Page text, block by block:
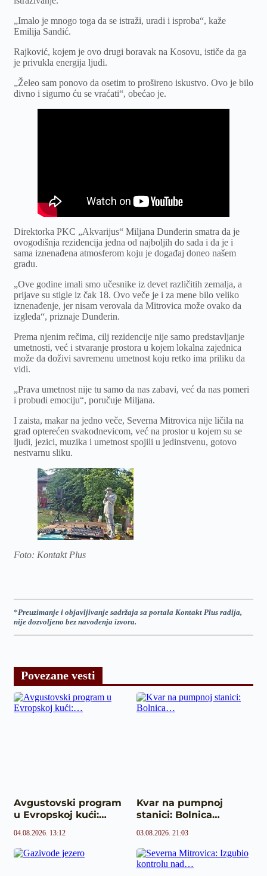
„Imalo je mnogo toga da se istraži, uradi i isproba“, kaže
Emilija Sandić.
Rajković, kojem je ovo drugi boravak na Kosovu, ističe da ga
je privukla energija ljudi.
„Želeo sam ponovo da osetim to prošireno iskustvo. Ovo je bilo
divno i sigurno ću se vraćati“, obećao je.
Direktorka PKC „Akvarijus“ Miljana Dunđerin smatra da je
ovogodišnja rezidencija jedna od najboljih do sada i da je i
sama iznenađena atmosferom koju je događaj doneo našem
gradu.
„Ove godine imali smo učesnike iz devet različitih zemalja, a
prijave su stigle iz čak 18. Ovo veče je i za mene bilo veliko
iznenađenje, jer nisam verovala da Mitrovica može ovako da
izgleda“, priznaje Dunđerin.
Prema njenim rečima, cilj rezidencije nije samo predstavljanje
umetnosti, već i stvaranje prostora u kojem lokalna zajednica
može da doživi savremenu umetnost koju retko ima priliku da
vidi.
„Prava umetnost nije tu samo da nas zabavi, već da nas pomeri
i probudi emociju“, poručuje Miljana.
I zaista, makar na jedno veče, Severna Mitrovica nije ličila na
grad opterećen svakodnevicom, već na prostor u kojem su se
ljudi, jezici, muzika i umetnost spojili u jedinstvenu, gotovo
nestvarnu sliku.
Foto: Kontakt Plus
*Preuzimanje i objavljivanje sadržaja sa portala Kontakt Plus radija,
nije dozvoljeno bez navođenja izvora.
Povezane vesti
Avgustovski program
u Evropskoj kući:…
04.08.2026. 13:12
Kvar na pumpnoj
stanici: Bolnica…
03.08.2026. 21:03